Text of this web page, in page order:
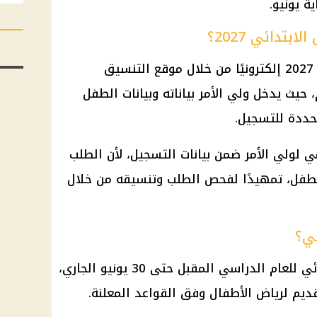
يونيو.
2027؟
يتم التقديم للصف الأول الابتدائي 2027 إلكترونيًا من خلال موقع التنسيق
يدخل ولي الأمر بياناته وبيانات الطفل
للتسجيل.
لولي الأمر ضمن بيانات التسجيل، لأن الطلب
تمهيدًا لفحص الطلب وتنسيقه من خلال
يستمر التقديم للصف الأول الابتدائي للعام الدراسي المقبل حتى 30 يونيو الجاري،
لرياض الأطفال وفق القواعد المعلنة.